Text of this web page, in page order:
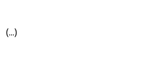
(...)